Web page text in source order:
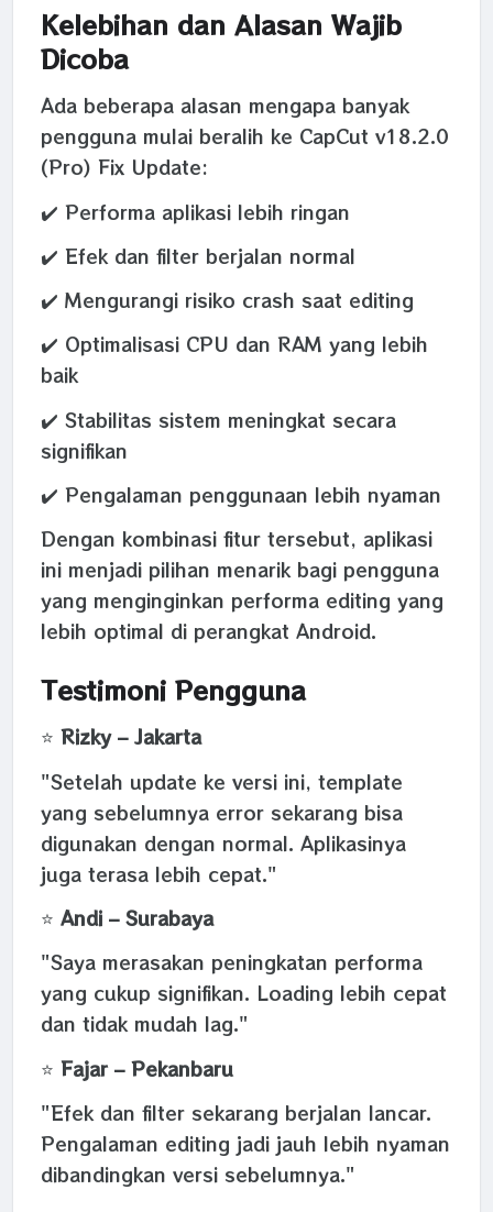
Kelebihan dan Alasan Wajib
Dicoba
Ada beberapa alasan mengapa banyak
pengguna mulai beralih ke CapCut v18.2.0
(Pro) Fix Update:
✔️ Performa aplikasi lebih ringan
✔️ Efek dan filter berjalan normal
✔️ Mengurangi risiko crash saat editing
✔️ Optimalisasi CPU dan RAM yang lebih
baik
✔️ Stabilitas sistem meningkat secara
signifikan
✔️ Pengalaman penggunaan lebih nyaman
Dengan kombinasi fitur tersebut, aplikasi
ini menjadi pilihan menarik bagi pengguna
yang menginginkan performa editing yang
lebih optimal di perangkat Android.
Testimoni Pengguna
⭐ Rizky – Jakarta
"Setelah update ke versi ini, template
yang sebelumnya error sekarang bisa
digunakan dengan normal. Aplikasinya
juga terasa lebih cepat."
⭐ Andi – Surabaya
"Saya merasakan peningkatan performa
yang cukup signifikan. Loading lebih cepat
dan tidak mudah lag."
⭐ Fajar – Pekanbaru
"Efek dan filter sekarang berjalan lancar.
Pengalaman editing jadi jauh lebih nyaman
dibandingkan versi sebelumnya."